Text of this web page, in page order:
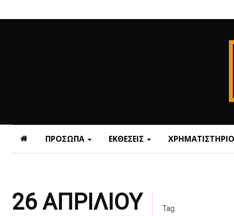
ΠΡΟΣΩΠΑ ΕΚΘΕΣΕΙΣ
26 ΑΠΡΙΛΙΟΥ Tag